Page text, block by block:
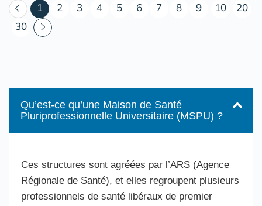
1 (courant)
2 3 4 5 6 7 8 9 10
20
30
Qu’est-ce qu’une Maison de Santé
Pluriprofessionnelle Universitaire (MSPU) ?
Ces structures sont agréées par l’ARS (Agence
Régionale de Santé), et elles regroupent plusieurs
professionnels de santé libéraux de premier